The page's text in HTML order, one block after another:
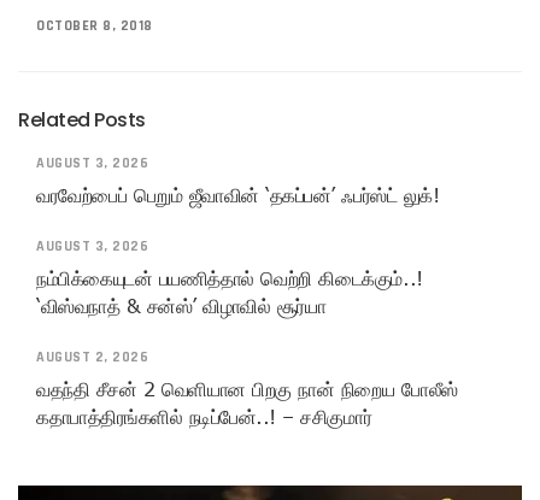
OCTOBER 8, 2018
Related Posts
AUGUST 3, 2026
வரவேற்பைப் பெறும் ஜீவாவின் ‘தகப்பன்’ ஃபர்ஸ்ட் லுக்!
AUGUST 3, 2026
நம்பிக்கையுடன் பயணித்தால் வெற்றி கிடைக்கும்..!
‘விஸ்வநாத் & சன்ஸ்’ விழாவில் சூர்யா
AUGUST 2, 2026
வதந்தி சீசன் 2 வெளியான பிறகு நான் நிறைய போலீஸ்
கதாபாத்திரங்களில் நடிப்பேன்..! – சசிகுமார்